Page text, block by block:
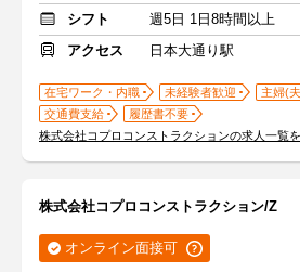
シフト
週5日 1日8時間以上
アクセス
日本大通り駅
在宅ワーク・内職 未経験者歓迎
主婦(
交通費支給
履歴書不要
株式会社コプロコンストラクションの求人一覧
株式会社コプロコンストラクション/Z
オンライン面接可